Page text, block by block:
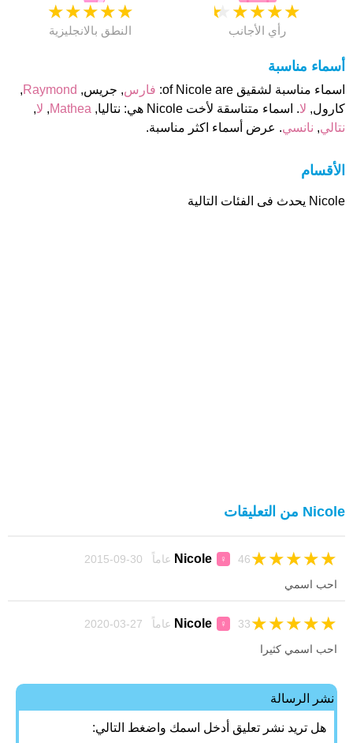
★
★
★
★
★
النطق بالانجليزية
★
★
★
★
★
رأي الأجانب
أسماء مناسبة
اسماء مناسبة لشقيق of Nicole are: فارس, جريس, Raymond
,
كارول, لا. اسماء متناسقة لأخت Nicole هي: نتاليا, Mathea
, لا,
نتالي, نانسي. عرض أسماء اكثر مناسبة.
الأقسام
Nicole يحدث فى الفئات التالية
Nicole من التعليقات
Nicole ♀ 46 عاماً 30-09-2015 ★
★
★
★
★
احب اسمي
Nicole ♀ 33 عاماً 27-03-2020 ★
★
★
★
★
احب اسمي كثيرا
نشر الرسالة
هل تريد نشر تعليق أدخل اسمك واضغط التالي: